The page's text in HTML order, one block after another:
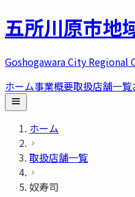
五所川原市地
Goshogawara City Regional
ホーム事業概要取扱店舗一覧
ホーム
取扱店舗一覧
奴寿司